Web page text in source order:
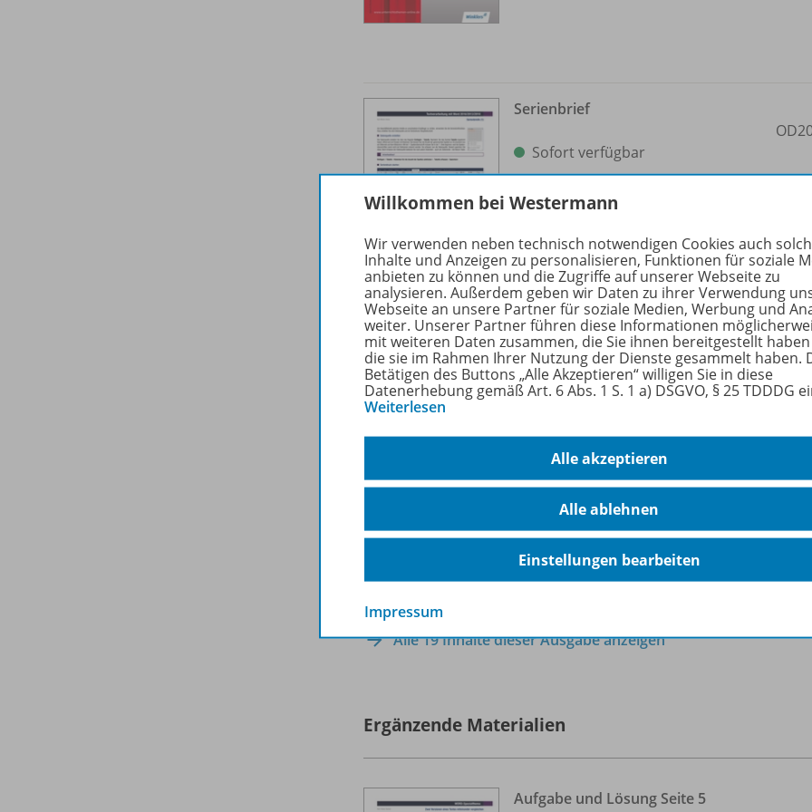
Serienbrief
Sofort verfügbar
Dateiformat:PDF-Dokument
Zwei Versionen eines Textes
miteinander vergleichen
Sofort verfügbar
Dateiformat:PDF-Dokument
Alle 19 Inhalte dieser Ausgabe anzeigen
Ergänzende Materialien
Aufgabe und Lösung Seite 5
Willkommen bei Westermann
Wir verwenden neben technisch notwendigen Cookies auch
Inhalte und Anzeigen zu personalisieren, Funktionen für soziale
anbieten zu können und die Zugriffe auf unserer Webseite zu
analysieren. Außerdem geben wir Daten zu ihrer Verwendung
Webseite an unsere Partner für soziale Medien, Werbung und
weiter. Unserer Partner führen diese Informationen
mit weiteren Daten zusammen, die Sie ihnen bereitgestellt
die sie im Rahmen Ihrer Nutzung der Dienste gesammelt haben.
Betätigen des Buttons „Alle Akzeptieren“ willigen Sie in diese
Datenerhebung gemäß Art. 6 Abs. 1 S. 1 a) DSGVO, § 25 TDDDG
Weiterlesen
Alle akzeptieren
Alle ablehnen
Einstellungen bearbeiten
Impressum